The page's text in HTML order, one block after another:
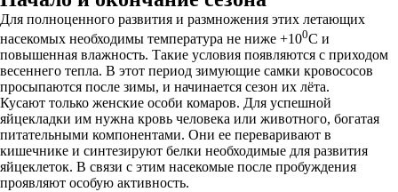
Для полноценного развития и размножения этих летающих
насекомых необходимы температура не ниже +100С и
повышенная влажность. Такие условия появляются с приходом
весеннего тепла. В этот период зимующие самки кровососов
просыпаются после зимы, и начинается сезон их лёта.
Кусают только женские особи комаров. Для успешной
яйцекладки им нужна кровь человека или животного, богатая
питательными компонентами. Они ее переваривают в
кишечнике и синтезируют белки необходимые для развития
яйцеклеток. В связи с этим насекомые после пробуждения
проявляют особую активность.